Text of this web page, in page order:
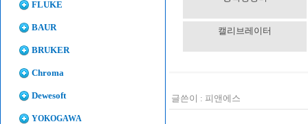
FLUKE
BAUR
BRUKER
Chroma
Dewesoft
YOKOGAWA
캘리브레이터
글쓴이 : 피앤에스